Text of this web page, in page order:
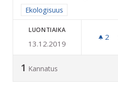
Rajaa tulokset aihepiirin
Ekologisuus
LUONTIAIKA
13.12.2019
2
1 Kannatus